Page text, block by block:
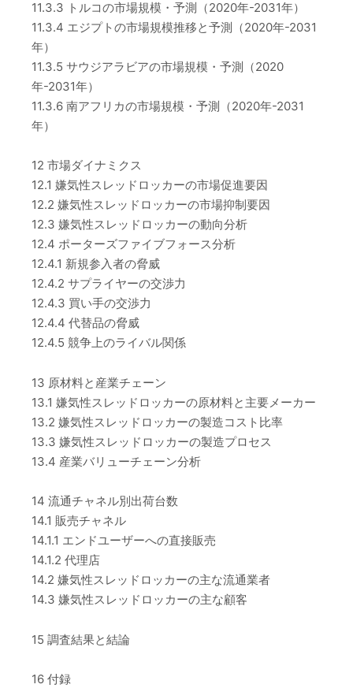
11.3.3 トルコの市場規模・予測（2020年-2031年）
11.3.4 エジプトの市場規模推移と予測（2020年-2031
年）
11.3.5 サウジアラビアの市場規模・予測（2020
年-2031年）
11.3.6 南アフリカの市場規模・予測（2020年-2031
年）
12 市場ダイナミクス
12.1 嫌気性スレッドロッカーの市場促進要因
12.2 嫌気性スレッドロッカーの市場抑制要因
12.3 嫌気性スレッドロッカーの動向分析
12.4 ポーターズファイブフォース分析
12.4.1 新規参入者の脅威
12.4.2 サプライヤーの交渉力
12.4.3 買い手の交渉力
12.4.4 代替品の脅威
12.4.5 競争上のライバル関係
13 原材料と産業チェーン
13.1 嫌気性スレッドロッカーの原材料と主要メーカー
13.2 嫌気性スレッドロッカーの製造コスト比率
13.3 嫌気性スレッドロッカーの製造プロセス
13.4 産業バリューチェーン分析
14 流通チャネル別出荷台数
14.1 販売チャネル
14.1.1 エンドユーザーへの直接販売
14.1.2 代理店
14.2 嫌気性スレッドロッカーの主な流通業者
14.3 嫌気性スレッドロッカーの主な顧客
15 調査結果と結論
16 付録